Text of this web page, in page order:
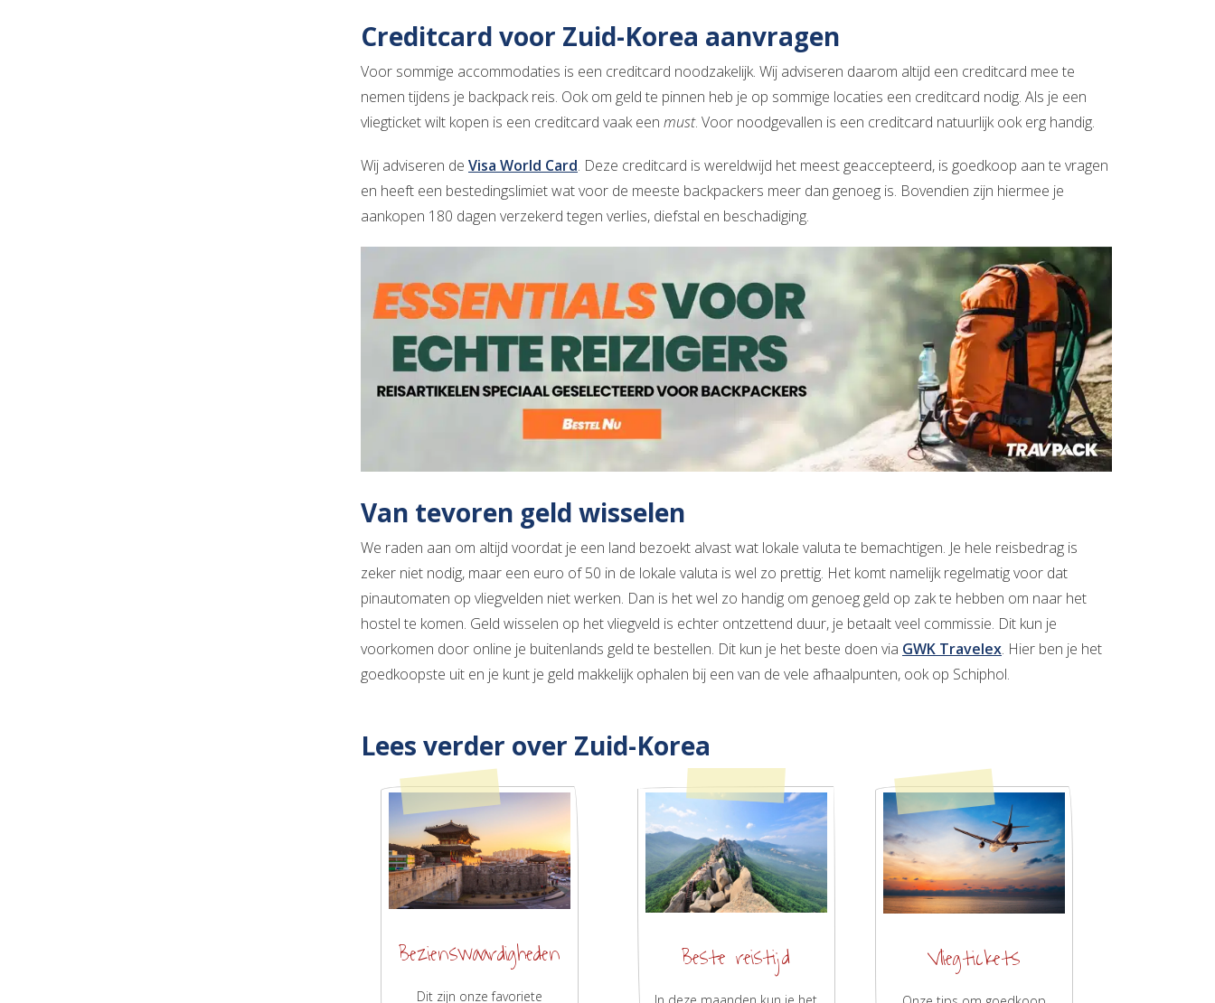
Creditcard voor Zuid-Korea aanvragen
Voor sommige accommodaties is een creditcard noodzakelijk. Wij adviseren daarom altijd een creditcard mee te
nemen tijdens je backpack reis. Ook om geld te pinnen heb je op sommige locaties een creditcard nodig. Als je een
vliegticket wilt kopen is een creditcard vaak een must. Voor noodgevallen is een creditcard natuurlijk ook erg handig.
Wij adviseren de Visa World Card. Deze creditcard is wereldwijd het meest geaccepteerd, is goedkoop aan te vragen
en heeft een bestedingslimiet wat voor de meeste backpackers meer dan genoeg is. Bovendien zijn hiermee je
aankopen 180 dagen verzekerd tegen verlies, diefstal en beschadiging.
Van tevoren geld wisselen
We raden aan om altijd voordat je een land bezoekt alvast wat lokale valuta te bemachtigen. Je hele reisbedrag is
zeker niet nodig, maar een euro of 50 in de lokale valuta is wel zo prettig. Het komt namelijk regelmatig voor dat
pinautomaten op vliegvelden niet werken. Dan is het wel zo handig om genoeg geld op zak te hebben om naar het
hostel te komen. Geld wisselen op het vliegveld is echter ontzettend duur, je betaalt veel commissie. Dit kun je
voorkomen door online je buitenlands geld te bestellen. Dit kun je het beste doen via GWK Travelex. Hier ben je het
goedkoopste uit en je kunt je geld makkelijk ophalen bij een van de vele afhaalpunten, ook op Schiphol.
Lees verder over Zuid-Korea
Bezienswaardigheden
Dit zijn onze favoriete
Beste reistijd Vliegtickets